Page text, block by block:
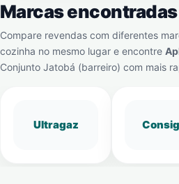
Marcas
Compare revendas com diferentes
cozinha no mesmo lugar e encontre
Conjunto Jatobá (barreiro) com mais
Ultragaz